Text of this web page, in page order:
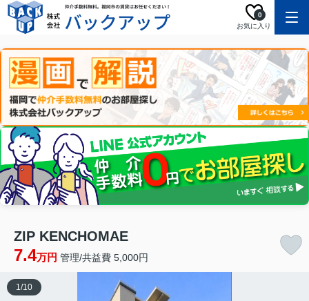
お気に入り
0
ZIP KENCHOMAE
7.4万円 管理/共益費 5,000円
1/10